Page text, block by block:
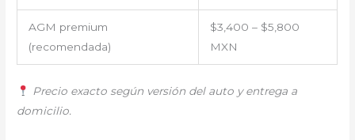
AGM premium
(recomendada)
$3,400 – $5,800
MXN
Precio exacto según versión del auto y entrega a
domicilio.